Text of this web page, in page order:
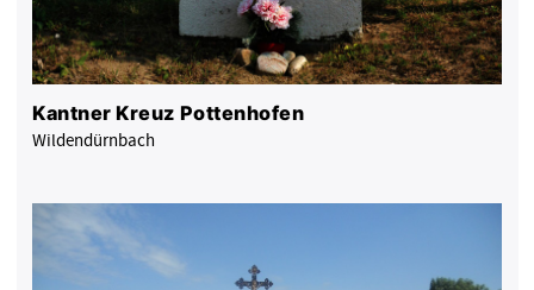
Kantner Kreuz Pottenhofen
Wildendürnbach